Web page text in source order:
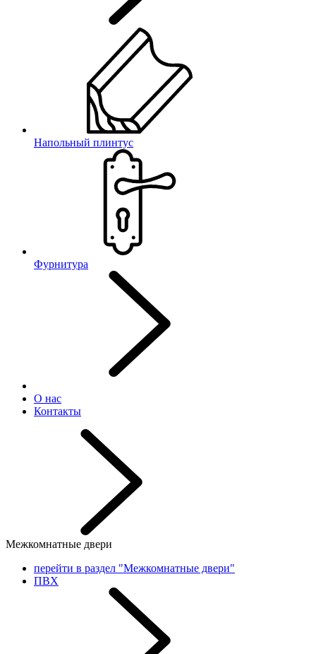
Напольный плинтус
Фурнитура
О нас
Контакты
Межкомнатные двери
перейти в раздел "Межкомнатные двери"
ПВХ